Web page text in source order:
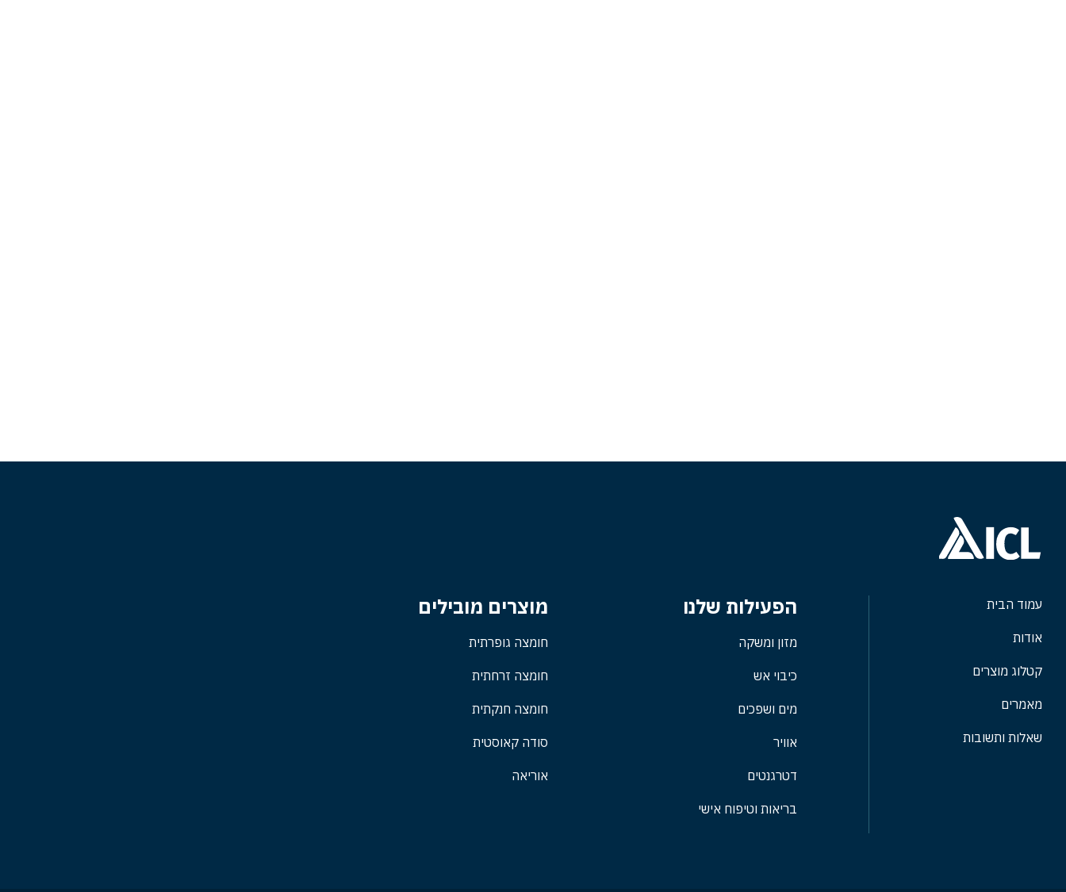
עמוד הבית
אודות
קטלוג מוצרים
מאמרים
שאלות ותשובות
הפעילות שלנו
מזון ומשקה
כיבוי אש
מים ושפכים
אוויר
דטרגנטים
בריאות וטיפוח אישי
מוצרים מובילים
חומצה גופרתית
חומצה זרחתית
חומצה חנקתית
סודה קאוסטית
אוריאה